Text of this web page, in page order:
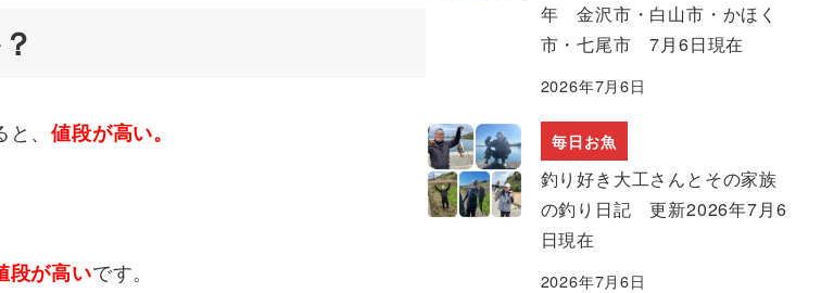
と、値段が高い。
段が高いです。
年 金沢市・白山市・かほく
市・七尾市 7月6日現在
2026年7月6日
毎日お魚
釣り好き大工さんとその家族
の釣り日記 更新2026年7月6
日現在
2026年7月6日